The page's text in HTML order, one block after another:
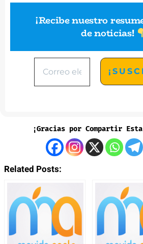
¡Recibe nuestro
de noticias!
¡Gracias por Compartir
Related Posts: